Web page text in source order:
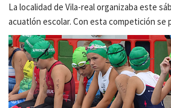
La localidad de Vila-real organizaba este
acuatlón escolar. Con esta competición se